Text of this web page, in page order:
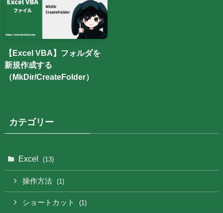
【Excel VBA】フォルダを
新規作成する
（MkDir/CreateFolder）
カテゴリー
Excel (13)
操作方法 (1)
ショートカット (1)